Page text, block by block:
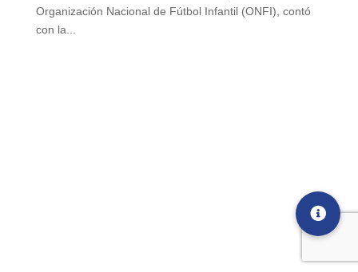
Organización Nacional de Fútbol Infantil (ONFI), contó
con la...